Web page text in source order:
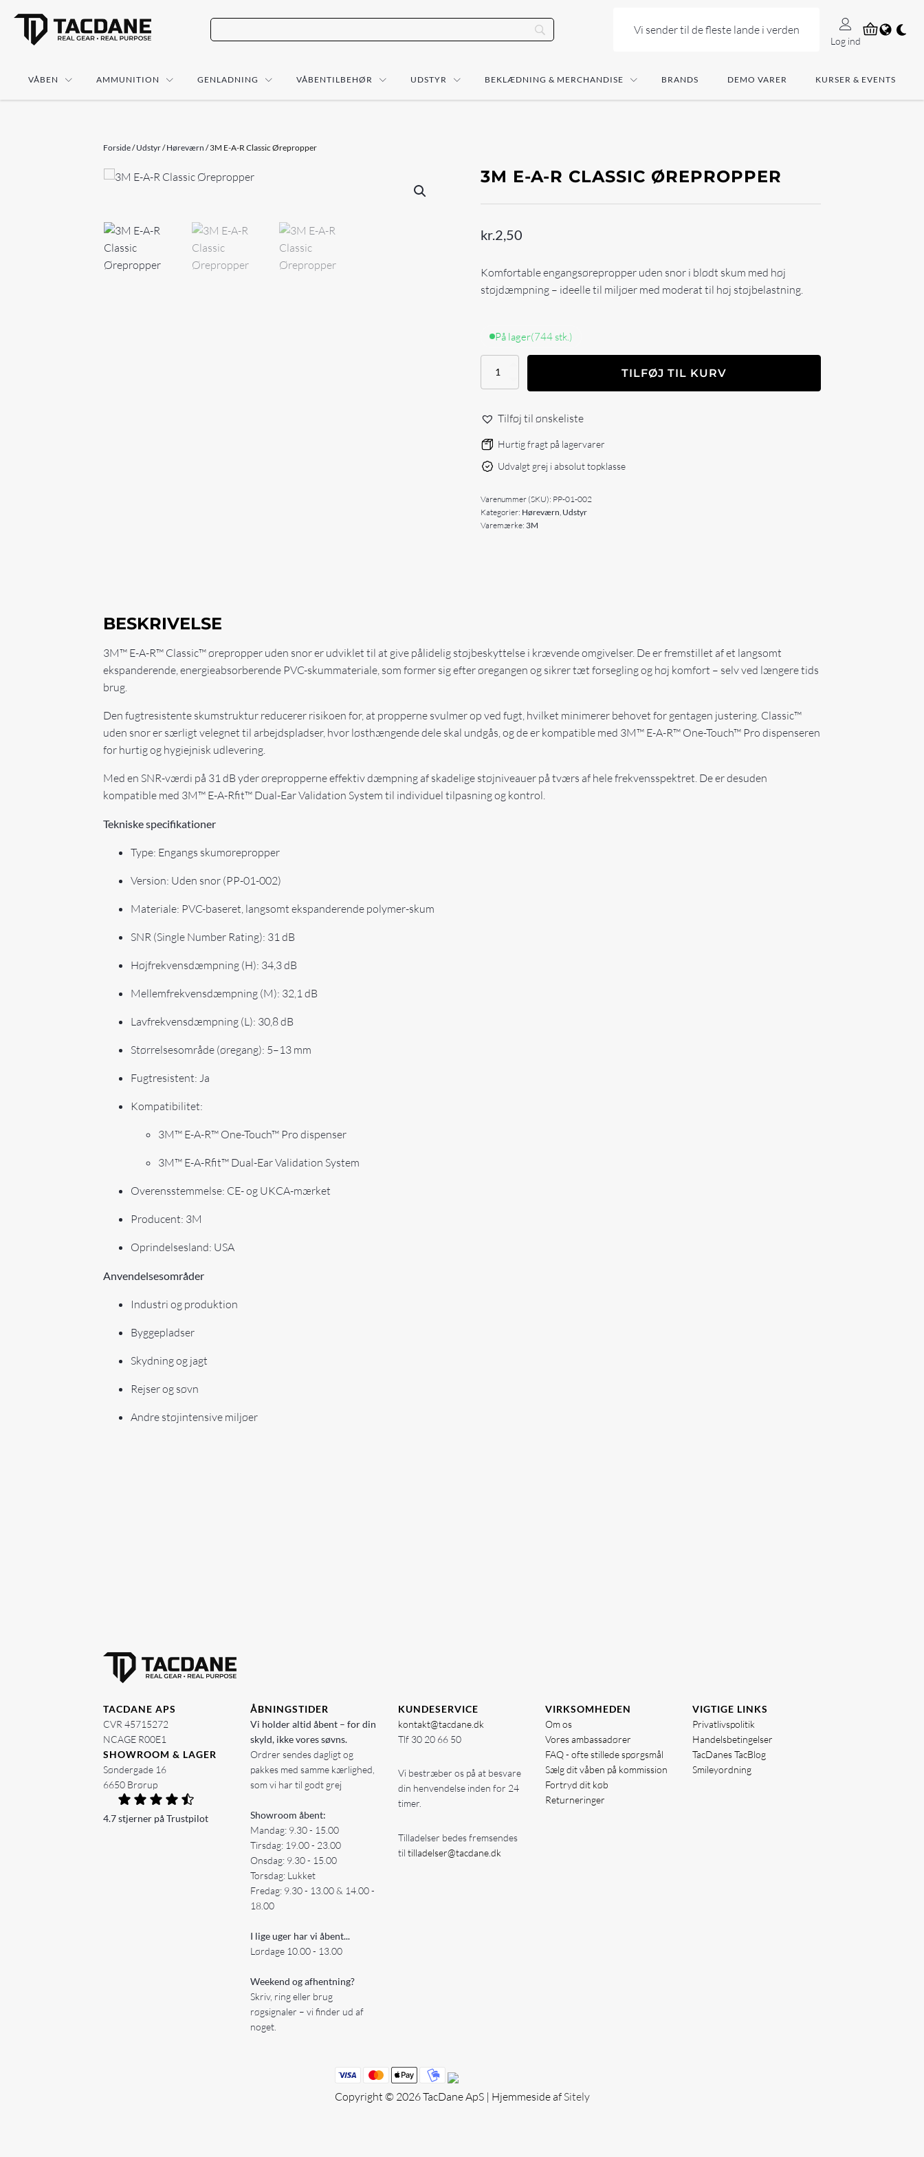
Vi sender til de fleste lande i verden
Log ind
VÅBEN AMMUNITION GENLADNING VÅBENTILBEHØR UDSTYR BEKLÆDNING & MERCHANDISE BRANDS DEMO VARER KURSER & EVENTS
Forside/Udstyr/Høreværn / 3M E-A-R Classic Ørepropper
3M E-A-R CLASSIC ØREPROPPER
kr.2,50
Komfortable engangsørepropper uden snor i blødt skum med høj
støjdæmpning – ideelle til miljøer med moderat til høj støjbelastning.
På lager(744 stk.)
A-
Classic
antal
TILFØJ TIL KURV
Tilføj til ønskeliste
Hurtig fragt på lagervarer
Udvalgt grej i absolut topklasse
Varenummer (SKU): PP-01-002
Kategorier: Høreværn, Udstyr
Varemærke: 3M
BESKRIVELSE
3M™ E-A-R™ Classic™ ørepropper uden snor er udviklet til at give pålidelig støjbeskyttelse i krævende omgivelser. De er fremstillet af et langsomt
ekspanderende, energieabsorberende PVC-skummateriale, som former sig efter øregangen og sikrer tæt forsegling og høj komfort – selv ved længere tids
brug.
Den fugtresistente skumstruktur reducerer risikoen for, at propperne svulmer op ved fugt, hvilket minimerer behovet for gentagen justering. Classic™
uden snor er særligt velegnet til arbejdspladser, hvor løsthængende dele skal undgås, og de er kompatible med 3M™ E-A-R™ One-Touch™ Pro dispenseren
for hurtig og hygiejnisk udlevering.
Med en SNR-værdi på 31 dB yder ørepropperne effektiv dæmpning af skadelige støjniveauer på tværs af hele frekvensspektret. De er desuden
kompatible med 3M™ E-A-Rfit™ Dual-Ear Validation System til individuel tilpasning og kontrol.
Tekniske specifikationer
Type: Engangs skumørepropper
Version: Uden snor (PP-01-002)
Materiale: PVC-baseret, langsomt ekspanderende polymer-skum
SNR (Single Number Rating): 31 dB
Højfrekvensdæmpning (H): 34,3 dB
Mellemfrekvensdæmpning (M): 32,1 dB
Lavfrekvensdæmpning (L): 30,8 dB
Størrelsesområde (øregang): 5–13 mm
Fugtresistent: Ja
Kompatibilitet:
3M™ E-A-R™ One-Touch™ Pro dispenser
3M™ E-A-Rfit™ Dual-Ear Validation System
Overensstemmelse: CE- og UKCA-mærket
Producent: 3M
Oprindelsesland: USA
Anvendelsesområder
Industri og produktion
Byggepladser
Skydning og jagt
Rejser og søvn
Andre støjintensive miljøer
TACDANE APS
CVR 45715272
NCAGE R00E1
SHOWROOM & LAGER
Søndergade 16
6650 Brørup
4.7 stjerner på Trustpilot
ÅBNINGSTIDER
Vi holder altid åbent – for din
skyld, ikke vores søvns.
Ordrer sendes dagligt og
pakkes med samme kærlighed,
som vi har til godt grej
Showroom åbent:
Mandag: 9.30 - 15.00
Tirsdag: 19.00 - 23.00
Onsdag: 9.30 - 15.00
Torsdag: Lukket
Fredag: 9.30 - 13.00 & 14.00 -
18.00
I lige uger har vi åbent...
Lørdage 10.00 - 13.00
Weekend og afhentning?
Skriv, ring eller brug
røgsignaler – vi finder ud af
noget.
KUNDESERVICE
kontakt@tacdane.dk
Tlf 30 20 66 50
Vi bestræber os på at besvare
din henvendelse inden for 24
timer.
Tilladelser bedes fremsendes
til tilladelser@tacdane.dk
VIRKSOMHEDEN
Om os
Vores ambassadører
FAQ - ofte stillede spørgsmål
Sælg dit våben på kommission
Fortryd dit køb
Returneringer
VIGTIGE LINKS
Privatlivspolitik
Handelsbetingelser
TacDanes TacBlog
Smileyordning
Copyright © 2026 TacDane ApS | Hjemmeside af Sitely